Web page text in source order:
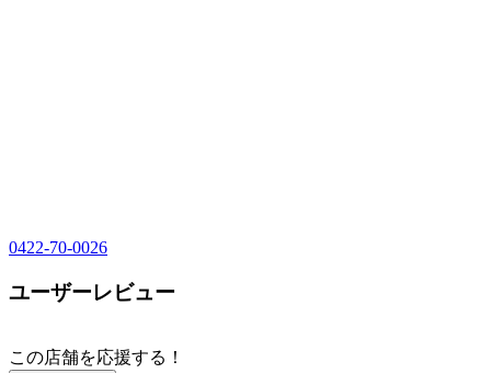
0422-70-0026
ユーザーレビュー
この店舗を応援する！